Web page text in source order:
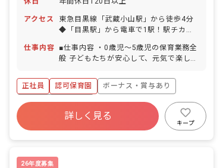
アクセス
東急目黒線「武蔵小山駅」から徒歩4分
◆「目黒駅」から電車で1駅！駅チカの
仕事内容
■仕事内容 ・0歳児～5歳児の保育業務全
般 子どもたちが安心して、元気で楽しく
い保育園を共に作っていきましょう！ ＜
クラス定員＞ 0歳児クラス 6名 1歳児
クラス 9名 2歳児クラス 9名 3歳児ク
ラス 12名 4歳児クラス 12名 5歳児ク
正社員 認可保育園
ボーナス・賞与あり
年間休日120日以上
寮・住宅・家賃補助あり
社会保険完備
詳しく見る
キープ
26年度募集